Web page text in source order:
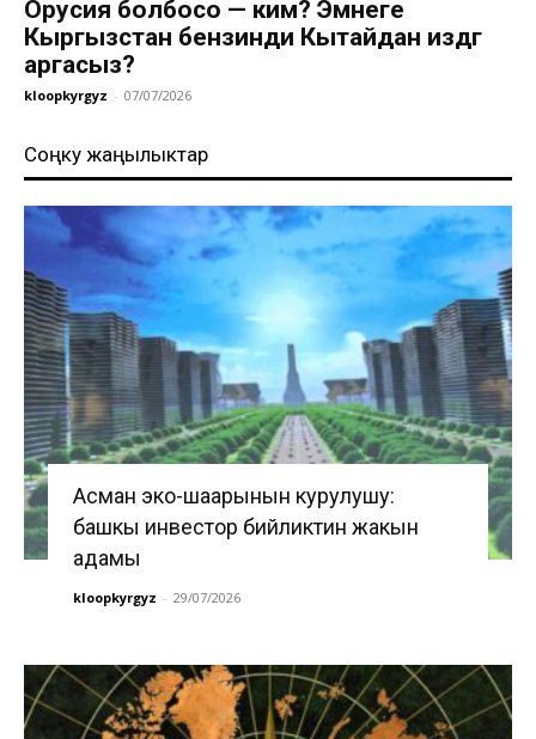
Орусия болбосо — ким? Эмнеге
Кыргызстан бензинди Кытайдан издөөгө
аргасыз?
kloopkyrgyz - 07/07/2026
Соңку жаңылыктар
Асман эко-шаарынын курулушу:
башкы инвестор бийликтин жакын
адамы
kloopkyrgyz - 29/07/2026